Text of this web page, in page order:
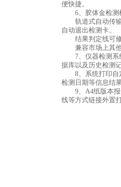
便快捷。
6、胶体金检测
轨道式自动传输
自动退出检测卡。
结果判定线可修
兼容市场上其他
7、仪器检测系统
据库以及历史检测
8、系统打印自定
检测日期等信息结
9、A4纸版本报
线等方式链接外置